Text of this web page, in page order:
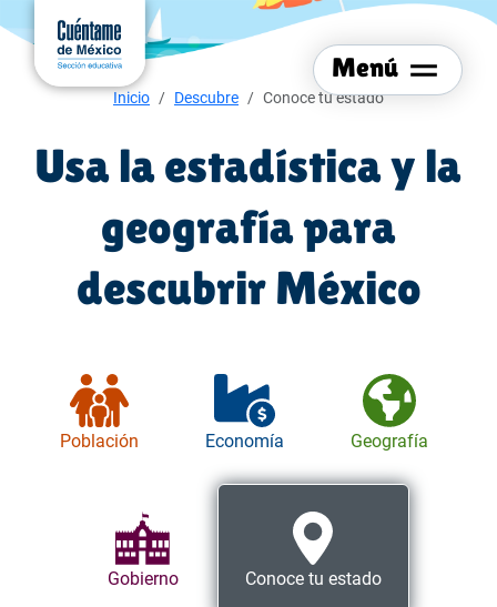
Ir al
contenido
principal
Menú
Menú del sitio
Menú de navegación
Inicio Descubre Conoce tu estado
Usa la estadística y la
geografía para
descubrir México
Población Economía Geografía
Gobierno Conoce tu estado